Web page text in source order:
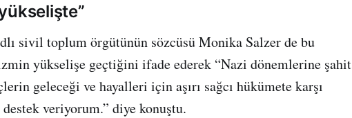
sivil toplum örgütünün sözcüsü Monika Salzer de bu
yükselişe geçtiğini ifade ederek “Nazi dönemlerine şahit
geleceği ve hayalleri için aşırı sağcı hükümete karşı
veriyorum.” diye konuştu.